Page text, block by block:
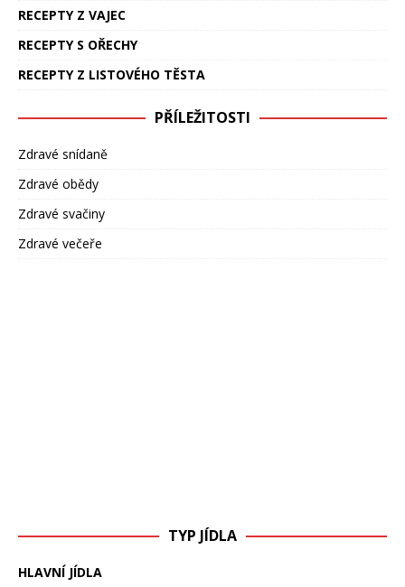
RECEPTY Z VAJEC
RECEPTY S OŘECHY
RECEPTY Z LISTOVÉHO TĚSTA
PŘÍLEŽITOSTI
Zdravé snídaně
Zdravé obědy
Zdravé svačiny
Zdravé večeře
TYP JÍDLA
HLAVNÍ JÍDLA